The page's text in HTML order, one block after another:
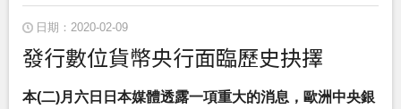
日期：2020-02-09
發行數位貨幣央行面臨歷史抉擇
本(二)月六日日本媒體透露一項重大的消息，歐洲中央銀